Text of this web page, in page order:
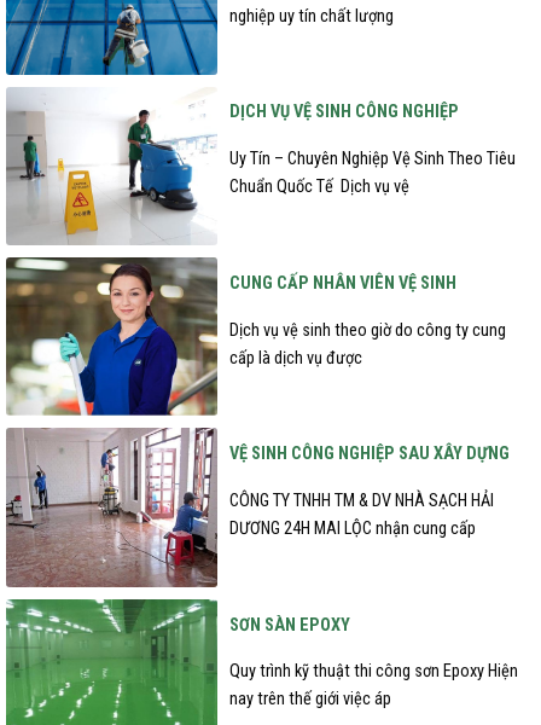
nghiệp uy tín chất lượng
DỊCH VỤ VỆ SINH CÔNG NGHIỆP
Uy Tín – Chuyên Nghiệp Vệ Sinh Theo Tiêu
Chuẩn Quốc Tế Dịch vụ vệ
CUNG CẤP NHÂN VIÊN VỆ SINH
Dịch vụ vệ sinh theo giờ do công ty cung
cấp là dịch vụ được
VỆ SINH CÔNG NGHIỆP SAU XÂY DỰNG
CÔNG TY TNHH TM & DV NHÀ SẠCH HẢI
DƯƠNG 24H MAI LỘC nhận cung cấp
SƠN SÀN EPOXY
Quy trình kỹ thuật thi công sơn Epoxy Hiện
nay trên thế giới việc áp